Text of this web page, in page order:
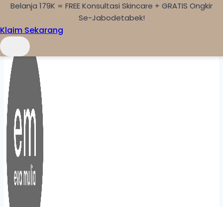
Skip to content
Belanja 179K = FREE Konsultasi Skincare + GRATIS Ongkir
Se-Jabodetabek!
Klaim Sekarang